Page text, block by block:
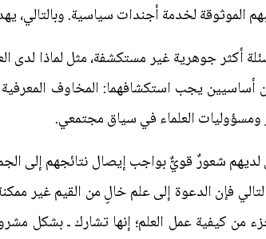
الموثوقة لخدمة أجندات سياسية. وبالتالي،
أكثر جوهرية غير مستكشفة، مثل لماذا لدى
يجب استكشافهما: المخاوف المعرفية
ومسؤوليات العلماء في سياق مجتمعي.
لديهم شعورٌ قويٌّ بواجب إيصال نتائجهم إلى
فإن الدعوة إلى علم خالٍ من القيم
من كيفية عمل العلم؛ إنها تشارك ـ بشكل